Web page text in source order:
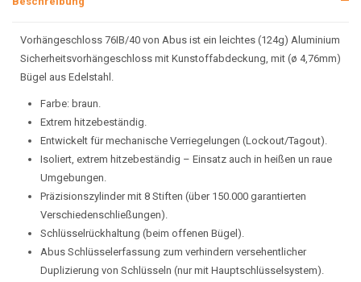
Vorhängeschloss 76IB/40 von Abus ist ein leichtes (124g) Aluminium
Sicherheitsvorhängeschloss mit Kunstoffabdeckung, mit (ø 4,76mm)
Bügel aus Edelstahl.
Farbe: braun.
Extrem hitzebeständig.
Entwickelt für mechanische Verriegelungen (Lockout/Tagout).
Isoliert, extrem hitzebeständig – Einsatz auch in heißen un raue
Umgebungen.
Präzisionszylinder mit 8 Stiften (über 150.000 garantierten
Verschiedenschließungen).
Schlüsselrückhaltung (beim offenen Bügel).
Abus Schlüsselerfassung zum verhindern versehentlicher
Duplizierung von Schlüsseln (nur mit Hauptschlüsselsystem).